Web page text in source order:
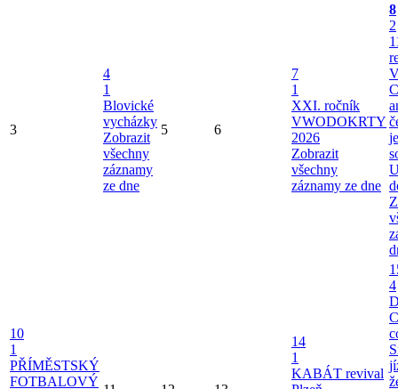
3
4
1
Blovické
vycházky
Zobrazit
všechny
záznamy
ze dne
5 6
7
1
XXI. ročník
VWODOKRTY
2026
Zobrazit
všechny
záznamy ze dne
8
2
10
1
PŘÍMĚSTSKÝ
FOTBALOVÝ
14
1
KABÁT revival
4